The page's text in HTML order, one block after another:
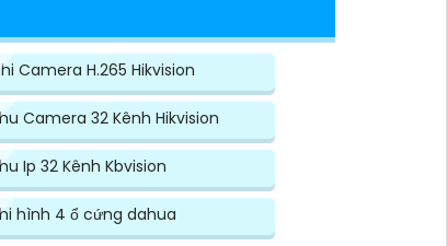
Camera H.265 Hikvision
Camera 32 Kênh Hikvision
Ip 32 Kênh Kbvision
hình 4 ổ cứng dahua